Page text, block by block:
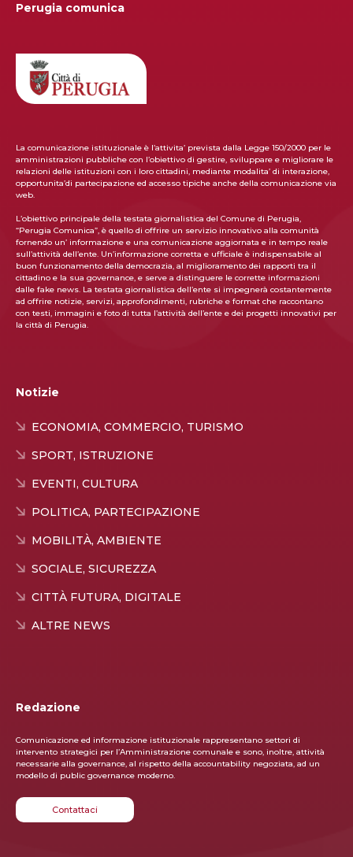
Perugia comunica
La comunicazione istituzionale è l’attivita’ prevista dalla Legge 150/2000 per le
amministrazioni pubbliche con l’obiettivo di gestire, sviluppare e migliorare le
relazioni delle istituzioni con i loro cittadini, mediante modalita’ di interazione,
opportunita’di partecipazione ed accesso tipiche anche della comunicazione via
web.
L’obiettivo principale della testata giornalistica del Comune di Perugia,
“Perugia Comunica”, è quello di offrire un servizio innovativo alla comunità
fornendo un’ informazione e una comunicazione aggiornata e in tempo reale
sull’attività dell’ente. Un’informazione corretta e ufficiale è indispensabile al
buon funzionamento della democrazia, al miglioramento dei rapporti tra il
cittadino e la sua governance, e serve a distinguere le corrette informazioni
dalle fake news. La testata giornalistica dell’ente si impegnerà costantemente
ad offrire notizie, servizi, approfondimenti, rubriche e format che raccontano
con testi, immagini e foto di tutta l’attività dell’ente e dei progetti innovativi per
la città di Perugia.
Notizie
ECONOMIA, COMMERCIO, TURISMO
SPORT, ISTRUZIONE
EVENTI, CULTURA
POLITICA, PARTECIPAZIONE
MOBILITÀ, AMBIENTE
SOCIALE, SICUREZZA
CITTÀ FUTURA, DIGITALE
ALTRE NEWS
Redazione
Comunicazione ed informazione istituzionale rappresentano settori di
intervento strategici per l’Ammini­strazione comunale e sono, inoltre, attività
necessarie alla governance, al rispetto della accountability negoziata, ad un
modello di public governance moderno.
Contattaci